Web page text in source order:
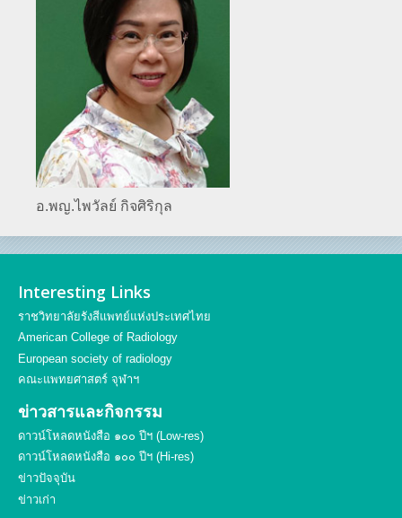
อ.พญ.ไพวัลย์ กิจศิริกุล
Interesting Links
ราชวิทยาลัยรังสีแพทย์แห่งประเทศไทย
American College of Radiology
European society of radiology
คณะแพทยศาสตร์ จุฬาฯ
ข่าวสารและกิจกรรม
ดาวน์โหลดหนังสือ ๑๐๐ ปีฯ (Low-res)
ดาวน์โหลดหนังสือ ๑๐๐ ปีฯ (Hi-res)
ข่าวปัจจุบัน
ข่าวเก่า